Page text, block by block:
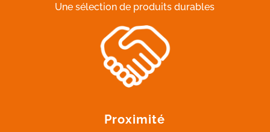
Une sélection de produits durables
Proximité